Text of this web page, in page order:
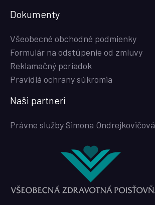
Dokumenty
Všeobecné obchodné podmienky
Formulár na odstúpenie od zmluvy
Reklamačný poriadok
Pravidlá ochrany súkromia
Naši partneri
Právne služby Simona Ondrejkovičová